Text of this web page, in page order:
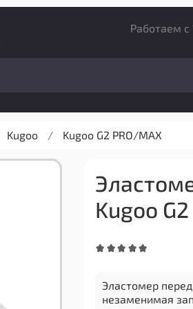
Работаем с
Kugoo Kugoo G2 PRO/MAX
Kugoo
Эластомер
незаменимая